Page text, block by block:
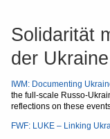
Solidarität
der Ukraine
IWM: Documenting
the full-scale Russo-
reflections on these
FWF: LUKE – Linking